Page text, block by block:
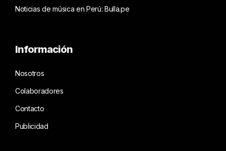
Noticias de música en Perú: Bulla.pe
Información
Nosotros
Colaboradores
Contacto
Publicidad